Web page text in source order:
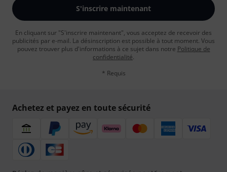
S'inscrire maintenant
En cliquant sur "S'inscrire maintenant", vous acceptez de recevoir des
publicités par e-mail. La désinscription est possible à tout moment. Vous
pouvez trouver plus d'informations à ce sujet dans notre Politique de
confidentialité.
* Requis
Achetez et payez en toute sécurité